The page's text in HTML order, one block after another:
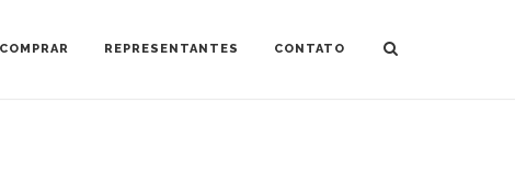
REPRESENTANTES CONTATO